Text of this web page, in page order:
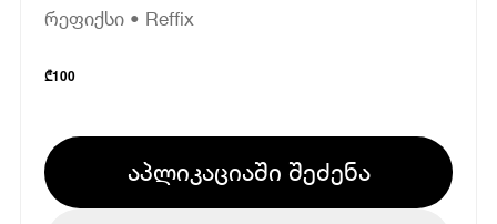
რეფიქსი • Reffix
₾100
აპლიკაციაში შეძენა